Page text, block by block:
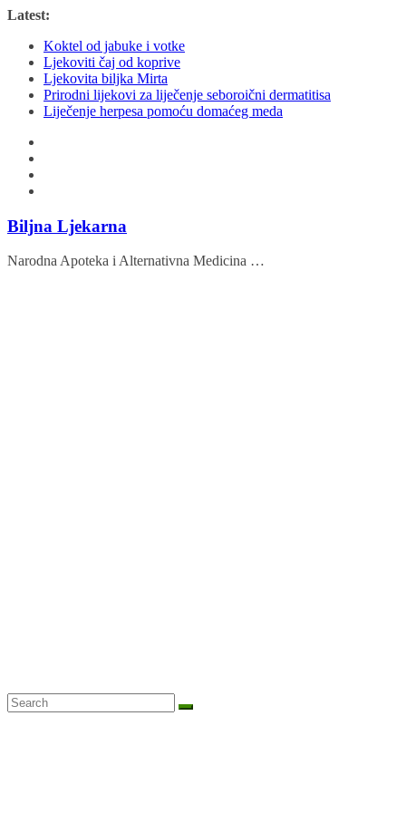
Skip
content
Latest:
Koktel od jabuke i votke
Ljekoviti čaj od koprive
Ljekovita biljka Mirta
Prirodni lijekovi za liječenje seboroični dermatitisa
Liječenje herpesa pomoću domaćeg meda
Biljna Ljekarna
Narodna Apoteka i Alternativna Medicina …